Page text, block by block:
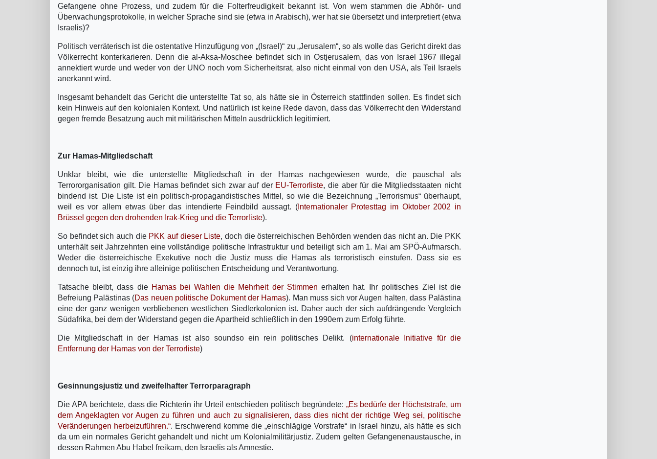
Gefangene ohne Prozess, und zudem für die Folterfreudigkeit bekannt ist. Von wem stammen die Abhör- und
Überwachungsprotokolle, in welcher Sprache sind sie (etwa in Arabisch), wer hat sie übersetzt und interpretiert (etwa
Israelis)?
Politisch verräterisch ist die ostentative Hinzufügung von „(Israel)“ zu „Jerusalem“, so als wolle das Gericht direkt das
Völkerrecht konterkarieren. Denn die al-Aksa-Moschee befindet sich in Ostjerusalem, das von Israel 1967 illegal
annektiert wurde und weder von der UNO noch vom Sicherheitsrat, also nicht einmal von den USA, als Teil Israels
anerkannt wird.
Insgesamt behandelt das Gericht die unterstellte Tat so, als hätte sie in Österreich stattfinden sollen. Es findet sich
kein Hinweis auf den kolonialen Kontext. Und natürlich ist keine Rede davon, dass das Völkerrecht den Widerstand
gegen fremde Besatzung auch mit militärischen Mitteln ausdrücklich legitimiert.
Zur Hamas-Mitgliedschaft
Unklar bleibt, wie die unterstellte Mitgliedschaft in der Hamas nachgewiesen wurde, die pauschal als
Terrororganisation gilt. Die Hamas befindet sich zwar auf der EU-Terrorliste, die aber für die Mitgliedsstaaten nicht
bindend ist. Die Liste ist ein politisch-propagandistisches Mittel, so wie die Bezeichnung „Terrorismus“ überhaupt,
weil es vor allem etwas über das intendierte Feindbild aussagt. (Internationaler Protesttag im Oktober 2002 in
Brüssel gegen den drohenden Irak-Krieg und die Terrorliste).
So befindet sich auch die PKK auf dieser Liste, doch die österreichischen Behörden wenden das nicht an. Die PKK
unterhält seit Jahrzehnten eine vollständige politische Infrastruktur und beteiligt sich am 1. Mai am SPÖ-Aufmarsch.
Weder die österreichische Exekutive noch die Justiz muss die Hamas als terroristisch einstufen. Dass sie es
dennoch tut, ist einzig ihre alleinige politischen Entscheidung und Verantwortung.
Tatsache bleibt, dass die Hamas bei Wahlen die Mehrheit der Stimmen erhalten hat. Ihr politisches Ziel ist die
Befreiung Palästinas (Das neuen politische Dokument der Hamas). Man muss sich vor Augen halten, dass Palästina
eine der ganz wenigen verbliebenen westlichen Siedlerkolonien ist. Daher auch der sich aufdrängende Vergleich
Südafrika, bei dem der Widerstand gegen die Apartheid schließlich in den 1990ern zum Erfolg führte.
Die Mitgliedschaft in der Hamas ist also soundso ein rein politisches Delikt. (internationale Initiative für die
Entfernung der Hamas von der Terrorliste)
Gesinnungsjustiz und zweifelhafter Terrorparagraph
Die APA berichtete, dass die Richterin ihr Urteil entschieden politisch begründete: „Es bedürfe der Höchststrafe, um
dem Angeklagten vor Augen zu führen und auch zu signalisieren, dass dies nicht der richtige Weg sei, politische
Veränderungen herbeizuführen.“. Erschwerend komme die „einschlägige Vorstrafe“ in Israel hinzu, als hätte es sich
da um ein normales Gericht gehandelt und nicht um Kolonialmilitärjustiz. Zudem gelten Gefangenenaustausche, in
dessen Rahmen Abu Habel freikam, den Israelis als Amnestie.